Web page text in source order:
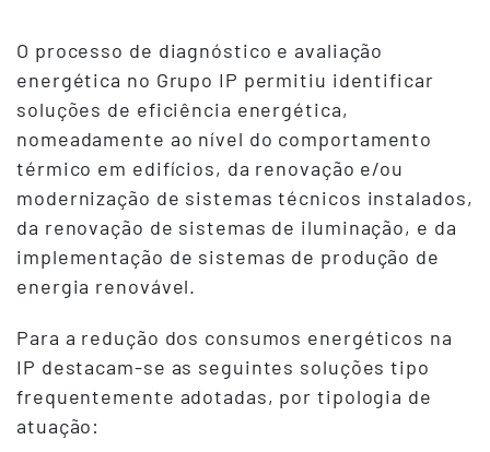
O processo de diagnóstico e avaliação
energética no Grupo IP permitiu identificar
soluções de eficiência energética,
nomeadamente ao nível do comportamento
térmico em edifícios, da renovação e/ou
modernização de sistemas técnicos instalados,
da renovação de sistemas de iluminação, e da
implementação de sistemas de produção de
energia renovável.
Para a redução dos consumos energéticos na
IP destacam-se as seguintes soluções tipo
frequentemente adotadas, por tipologia de
atuação: